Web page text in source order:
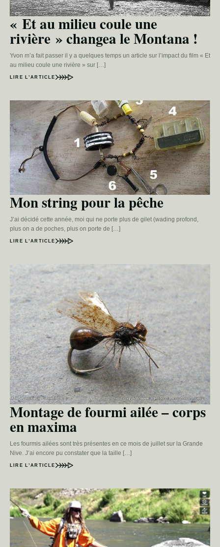
« Et au milieu coule une
rivière » changea le Montana !
Yvon m’a fait passer il y a quelques temps un article sur l’impact du film « Et
au milieu coule une rivière » sur […]
LIRE L’ARTICLE
Mon string pour la pêche
J’ai décidé cette année, moi qui ne porte plus de gilet (wading profond,
plus on a de poches, plus on porte de […]
LIRE L’ARTICLE
Montage de fourmi ailée – corps
en maxima
Les fourmis ailées sont très présentes en ce mois de juillet sur la Grande
Nive. J’ai encore pu constater que la taille […]
LIRE L’ARTICLE